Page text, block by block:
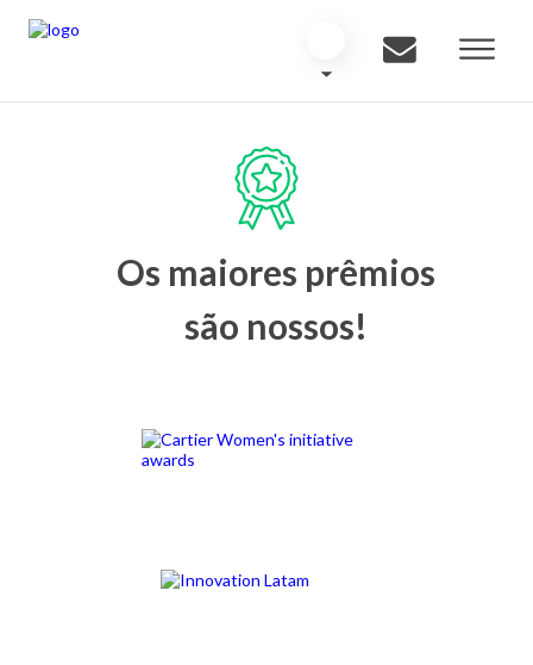
Os maiores prêmios
são nossos!